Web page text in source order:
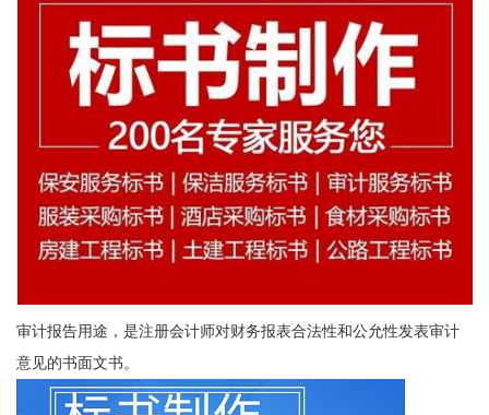
审计报告用途，是注册会计师对财务报表合法性和公允性发表审计
意见的书面文书。